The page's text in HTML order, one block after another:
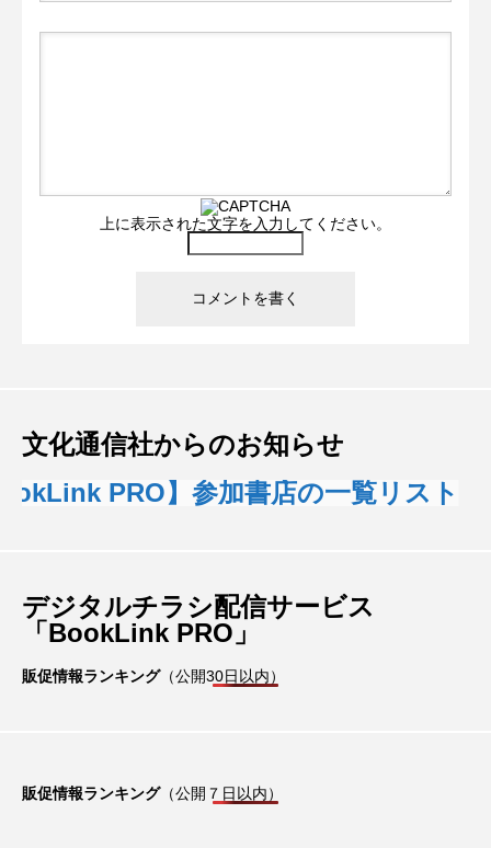
上に表示された文字を入力してください。
文化通信社からのお知らせ
PRO】参加書店の一覧リスト
デジタルチラシ配信サービス
「BookLink PRO」
販促情報ランキング（公開30日以内）
販促情報ランキング（公開７日以内）